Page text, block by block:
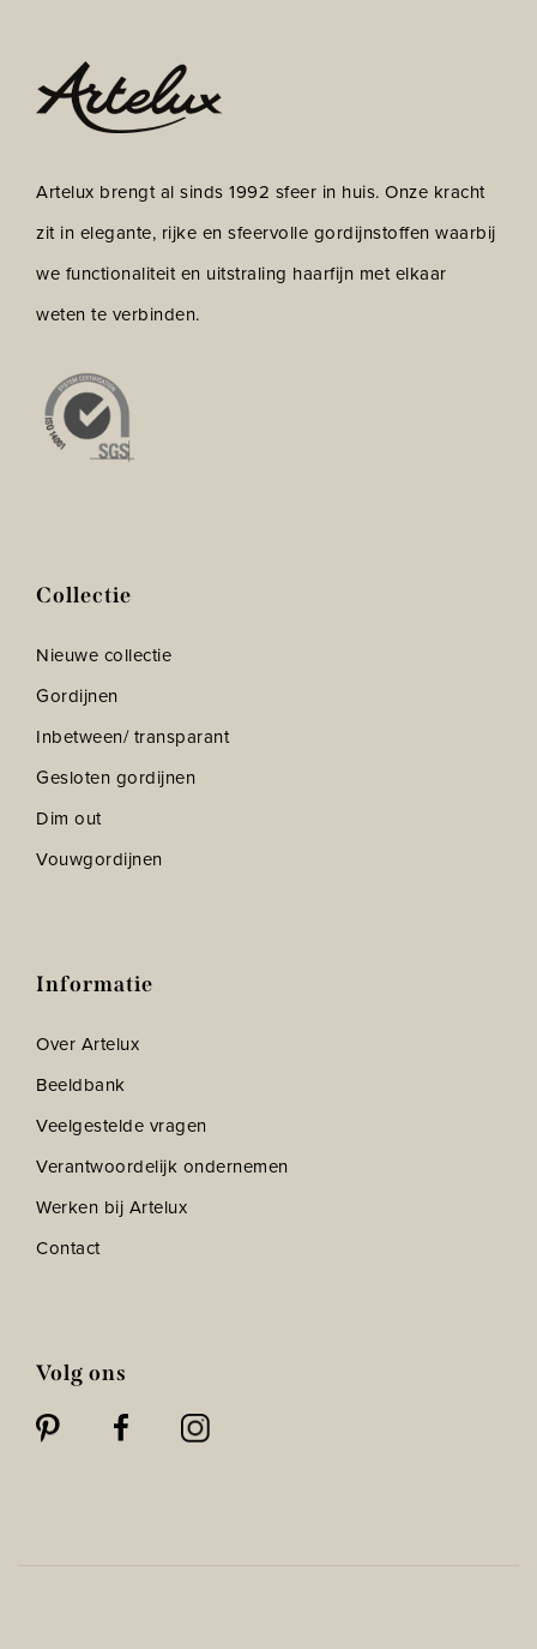
Artelux brengt al sinds 1992 sfeer in huis. Onze kracht
zit in elegante, rijke en sfeervolle gordijnstoffen waarbij
we functionaliteit en uitstraling haarfijn met elkaar
weten te verbinden.
Collectie
Nieuwe collectie
Gordijnen
Inbetween/ transparant
Gesloten gordijnen
Dim out
Vouwgordijnen
Informatie
Over Artelux
Beeldbank
Veelgestelde vragen
Verantwoordelijk ondernemen
Werken bij Artelux
Contact
Volg ons